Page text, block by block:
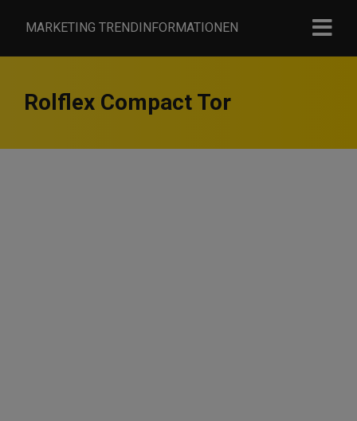
MARKETING TRENDINFORMATIONEN
Rolflex Compact Tor